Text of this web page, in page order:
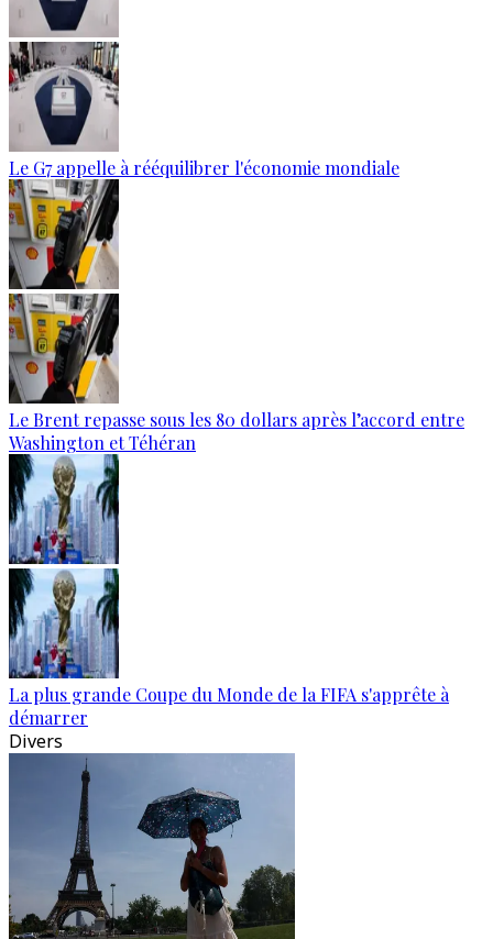
Le G7 appelle à rééquilibrer l'économie mondiale
Le Brent repasse sous les 80 dollars après l’accord entre
Washington et Téhéran
La plus grande Coupe du Monde de la FIFA s'apprête à
démarrer
Divers